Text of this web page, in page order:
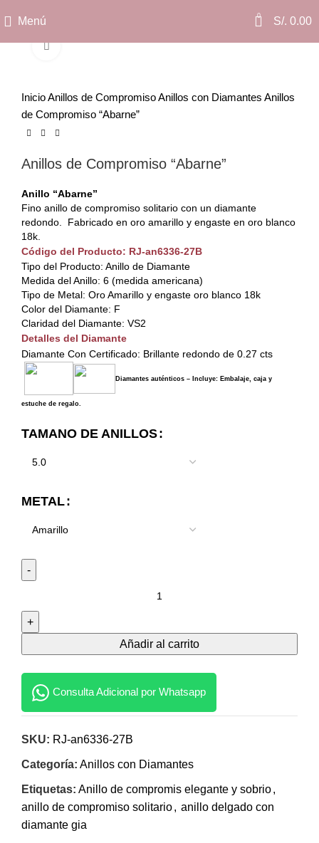
Menú 0 S/. 0.00
Clic para ampliar
InicioAnillos de CompromisoAnillos con Diamantes Anillos
de Compromiso “Abarne”
Anillos de Compromiso “Abarne”
Anillo “Abarne”
Fino anillo de compromiso solitario con un diamante
redondo. Fabricado en oro amarillo y engaste en oro blanco
18k.
Código del Producto: RJ-an6336-27B
Tipo del Producto: Anillo de Diamante
Medida del Anillo: 6 (medida americana)
Tipo de Metal: Oro Amarillo y engaste oro blanco 18k
Color del Diamante: F
Claridad del Diamante: VS2
Detalles del Diamante
Diamante Con Certificado: Brillante redondo de 0.27 cts
Diamantes auténticos – Incluye: Embalaje, caja y
estuche de regalo.
TAMANO DE ANILLOS
METAL
Añadir al carrito
Consulta Adicional por Whatsapp
SKU: RJ-an6336-27B
Categoría: Anillos con Diamantes
Etiquetas: Anillo de compromis elegante y sobrio,
anillo de compromiso solitario, anillo delgado con
diamante gia